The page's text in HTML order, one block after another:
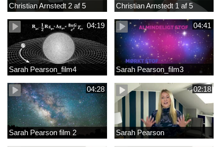
Christian Arnstedt 2 af 5 Christian Arnstedt 1 af 5
04:19
Sarah Pearson_film4
04:41
Sarah Pearson_film3
04:28
Sarah Pearson film 2
02:18
Sarah Pearson